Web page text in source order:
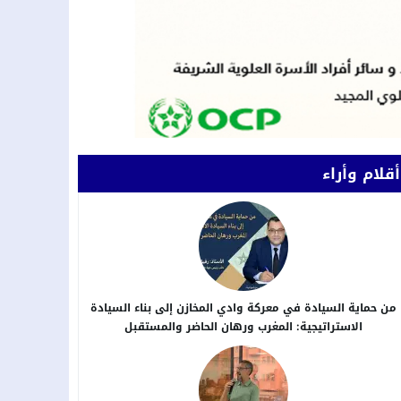
أقلام وأراء
من حماية السيادة في معركة وادي المخازن إلى بناء السيادة
الاستراتيجية: المغرب ورهان الحاضر والمستقبل